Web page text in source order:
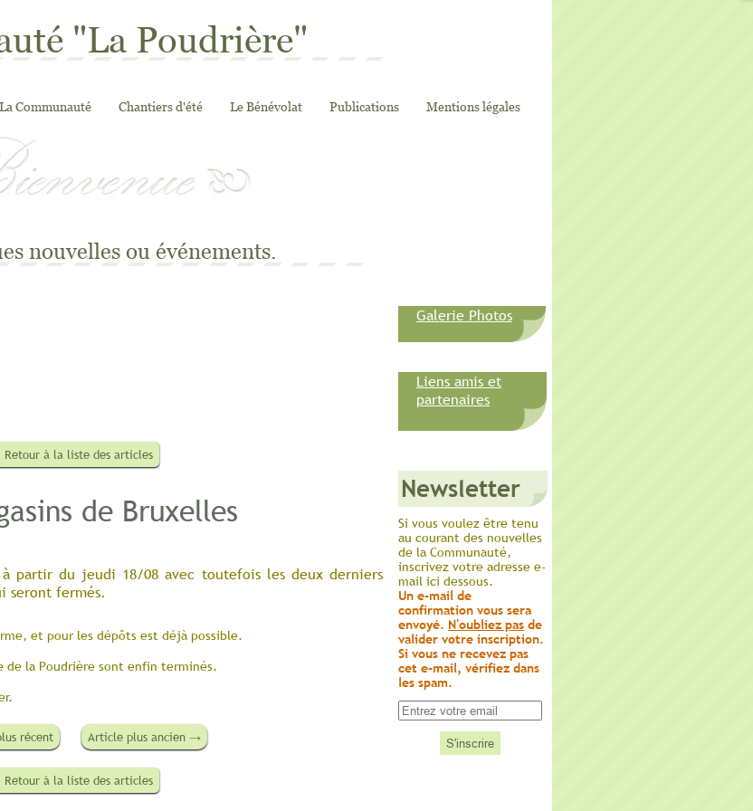
"La Poudrière"
La Communauté Chantiers d'été Le Bénévolat Publications Mentions légales
Newsletter
Si vous voulez être tenu
au courant des nouvelles
de la Communauté,
inscrivez votre adresse e-
mail ici dessous.
Un e-mail de
confirmation vous sera
envoyé. N'oubliez pas de
valider votre inscription.
Si vous ne recevez pas
cet e-mail, vérifiez dans
les spam.
Galerie Photos
Liens amis et
partenaires
nouvelles ou événements.
Retour à la liste des articles
de Bruxelles
à partir du jeudi 18/08 avec toutefois les deux derniers
seront fermés.
et pour les dépôts est déjà possible.
de la Poudrière sont enfin terminés.
récent Article plus ancien →
Retour à la liste des articles